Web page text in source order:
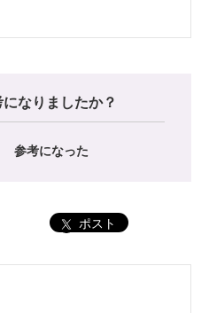
なりましたか？
参考になった
ポスト